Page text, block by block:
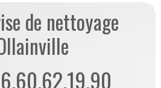
de nettoyage